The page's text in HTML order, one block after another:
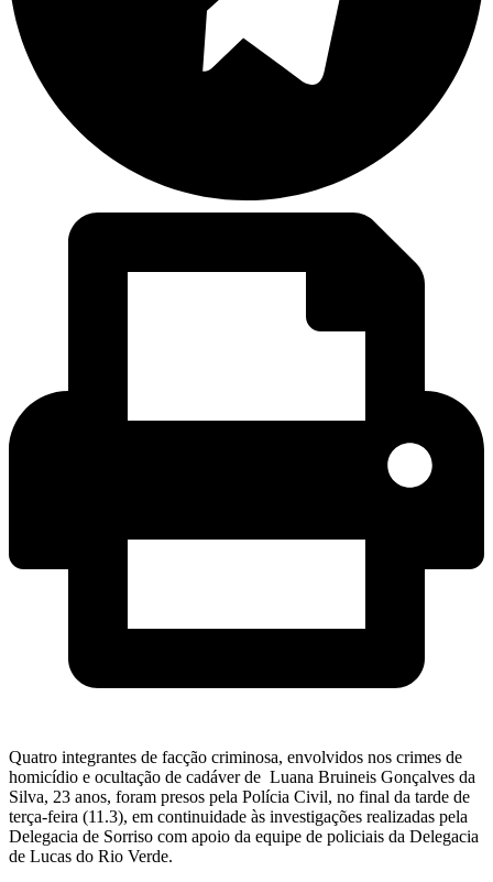
Quatro integrantes de facção criminosa, envolvidos nos crimes de
homicídio e ocultação de cadáver de Luana Bruineis Gonçalves da
Silva, 23 anos, foram presos pela Polícia Civil, no final da tarde de
terça-feira (11.3), em continuidade às investigações realizadas pela
Delegacia de Sorriso com apoio da equipe de policiais da Delegacia
de Lucas do Rio Verde.